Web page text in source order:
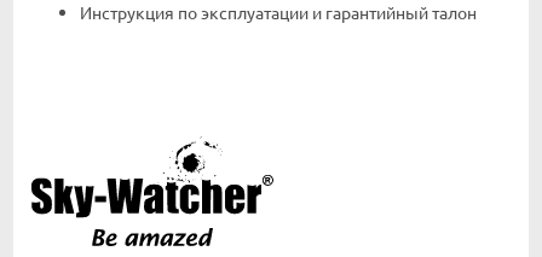
Инструкция по эксплуатации и гарантийный талон